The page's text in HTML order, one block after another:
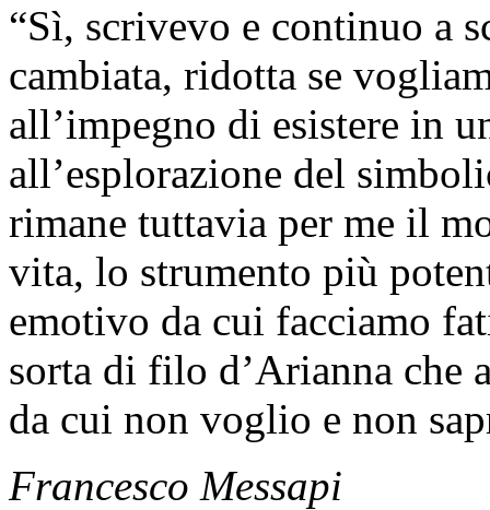
“Sì, scrivevo e continuo a
cambiata, ridotta se
all’impegno di esistere in
all’esplorazione del
rimane tuttavia per me il
vita, lo strumento più
emotivo da cui facciamo
sorta di filo d’Arianna che
da cui non voglio e non
Francesco Messapi